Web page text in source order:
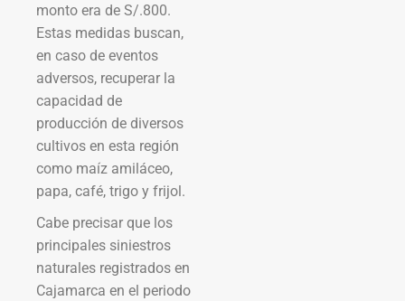
monto era de S/.800.
Estas medidas buscan,
en caso de eventos
adversos, recuperar la
capacidad de
producción de diversos
cultivos en esta región
como maíz amiláceo,
papa, café, trigo y frijol.
Cabe precisar que los
principales siniestros
naturales registrados en
Cajamarca en el periodo